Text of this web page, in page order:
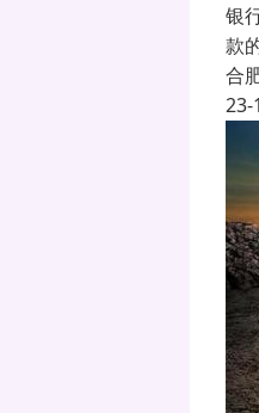
银
款
合
23-